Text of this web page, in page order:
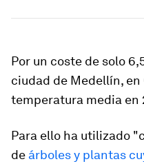
Por un coste de solo
ciudad de Medellín,
temperatura media en
Para ello ha utilizado
de árboles y plantas